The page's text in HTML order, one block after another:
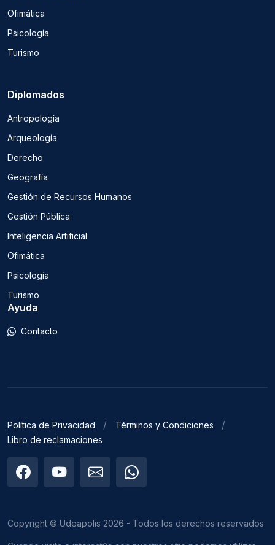
Ofimática
Psicología
Turismo
Diplomados
Antropología
Arqueología
Derecho
Geografía
Gestión de Recursos Humanos
Gestión Pública
Inteligencia Artificial
Ofimática
Psicología
Turismo
Ayuda
Contacto
Política de Privacidad
Términos y Condiciones
Libro de reclamaciones
Copyright © Udeapolis 2026 - Todos los derechos reservados